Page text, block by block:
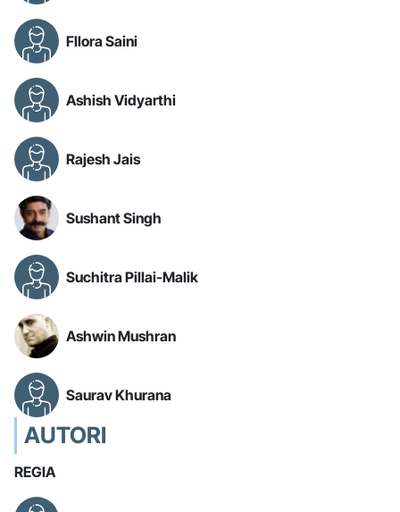
Fllora Saini
Ashish Vidyarthi
Rajesh Jais
Sushant Singh
Suchitra Pillai-Malik
Ashwin Mushran
Saurav Khurana
AUTORI
REGIA